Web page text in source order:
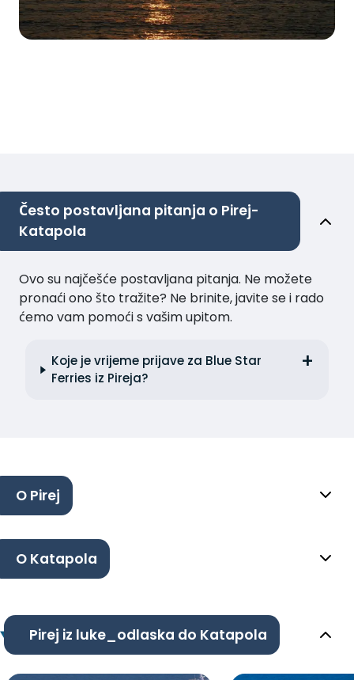
Često postavljana pitanja o Pirej-
Katapola
Ovo su najčešće postavljana pitanja. Ne možete
pronaći ono što tražite? Ne brinite, javite se i rado
ćemo vam pomoći s vašim upitom.
Koje je vrijeme prijave za Blue Star
Ferries iz Pireja?
O Pirej
O Katapola
Pirej iz luke_odlaska do Katapola